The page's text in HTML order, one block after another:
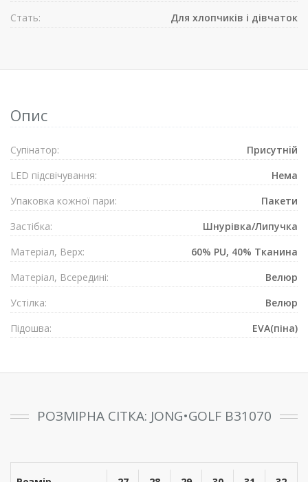
Стать:
Для хлопчиків і дівчаток
Опис
Супiнатор:
Присутнiй
LED підсвічування:
Нема
Упаковка кожної пари:
Пакети
Застібка:
Шнурівка/Липучка
Матеріал, Верх:
60% PU, 40% Тканина
Матеріал, Всередині:
Велюр
Устілка:
Велюр
Підошва:
EVA(піна)
РОЗМІРНА СІТКА: JONG•GOLF B31070